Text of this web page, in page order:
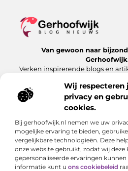
Wij respecteren
privacy en
cookies.
Bij gerhoofwijk.nl nemen we uw
mogelijke ervaring te bieden,
vergelijkbare technologieën. Deze
onze website gebruikt, zodat wij deze
gepersonaliseerde ervaringen
informatie kunt u ons cookiebeleid
Van gewoon naar
Verken inspirerende blogs en
Bericht categorie
Onze informatie